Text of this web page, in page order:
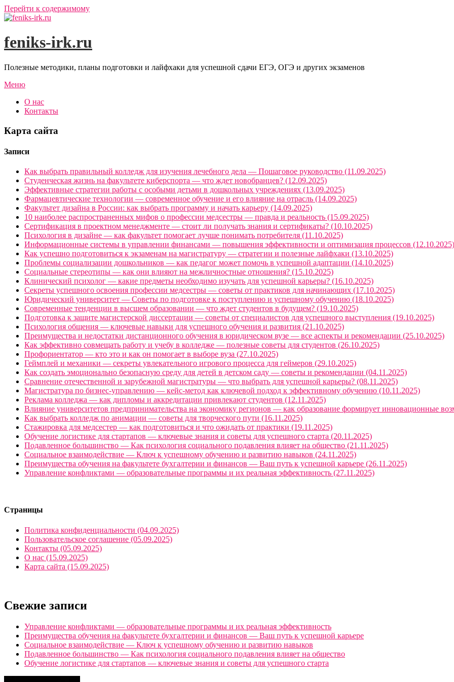
Перейти к содержимому
feniks-irk.ru
Полезные методики, планы подготовки и лайфхаки для успешной сдачи ЕГЭ, ОГЭ и других экзаменов
Меню
О нас
Контакты
Карта сайта
Записи
Как выбрать правильный колледж для изучения лечебного дела — Пошаговое руководство (11.09.2025)
Студенческая жизнь на факультете киберспорта — что ждет новобранцев? (12.09.2025)
Эффективные стратегии работы с особыми детьми в дошкольных учреждениях (13.09.2025)
Фармацевтические технологии — современное обучение и его влияние на отрасль (14.09.2025)
Факультет дизайна в России: как выбрать программу и начать карьеру (14.09.2025)
10 наиболее распространенных мифов о профессии медсестры — правда и реальность (15.09.2025)
Сертификация в проектном менеджменте — стоит ли получать знания и сертификаты? (10.10.2025)
Психология в дизайне — как факультет помогает лучше понимать потребителя (11.10.2025)
Информационные системы в управлении финансами — повышения эффективности и оптимизация процессов (12.10.2025)
Как успешно подготовиться к экзаменам на магистратуру — стратегии и полезные лайфхаки (13.10.2025)
Проблемы социализации дошкольников — как педагог может помочь в успешной адаптации (14.10.2025)
Социальные стереотипы — как они влияют на межличностные отношения? (15.10.2025)
Клинический психолог — какие предметы необходимо изучать для успешной карьеры? (16.10.2025)
Секреты успешного освоения профессии медсестры — советы от практиков для начинающих (17.10.2025)
Юридический университет — Советы по подготовке к поступлению и успешному обучению (18.10.2025)
Современные тенденции в высшем образовании — что ждет студентов в будущем? (19.10.2025)
Подготовка к защите магистерской диссертации — советы от специалистов для успешного выступления (19.10.2025)
Психология общения — ключевые навыки для успешного обучения и развития (21.10.2025)
Преимущества и недостатки дистанционного обучения в юридическом вузе — все аспекты и рекомендации (25.10.2025)
Как эффективно совмещать работу и учебу в колледже — полезные советы для студентов (26.10.2025)
Профориентатор — кто это и как он помогает в выборе вуза (27.10.2025)
Геймплей и механики — секреты увлекательного игрового процесса для геймеров (29.10.2025)
Как создать эмоционально безопасную среду для детей в детском саду — советы и рекомендации (04.11.2025)
Сравнение отечественной и зарубежной магистратуры — что выбрать для успешной карьеры? (08.11.2025)
Магистратура по бизнес-управлению — кейс-метод как ключевой подход к эффективному обучению (10.11.2025)
Реклама колледжа — как дипломы и аккредитации привлекают студентов (12.11.2025)
Влияние университетов предпринимательства на экономику регионов — как образование формирует инновационные
Как выбрать колледж по анимации — советы для творческого пути (16.11.2025)
Стажировка для медсестер — как подготовиться и что ожидать от практики (19.11.2025)
Обучение логистике для стартапов — ключевые знания и советы для успешного старта (20.11.2025)
Подавленное большинство — Как психология социального подавления влияет на общество (21.11.2025)
Социальное взаимодействие — Ключ к успешному обучению и развитию навыков (24.11.2025)
Преимущества обучения на факультете бухгалтерии и финансов — Ваш путь к успешной карьере (26.11.2025)
Управление конфликтами — образовательные программы и их реальная эффективность (27.11.2025)
Страницы
Политика конфиденциальности (04.09.2025)
Пользовательское соглашение (05.09.2025)
Контакты (05.09.2025)
О нас (15.09.2025)
Карта сайта (15.09.2025)
Свежие записи
Управление конфликтами — образовательные программы и их реальная эффективность
Преимущества обучения на факультете бухгалтерии и финансов — Ваш путь к успешной карьере
Социальное взаимодействие — Ключ к успешному обучению и развитию навыков
Подавленное большинство — Как психология социального подавления влияет на общество
Обучение логистике для стартапов — ключевые знания и советы для успешного старта